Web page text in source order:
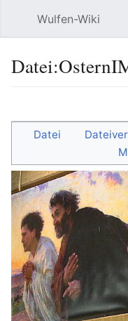
Wulfen-Wiki
Datei:
Datei